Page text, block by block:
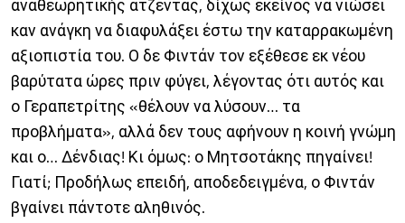
καν ανάγκη να διαφυλάξει έστω την καταρρακωμένη
αξιοπιστία του. Ο δε Φιντάν τον εξέθεσε εκ νέου
βαρύτατα ώρες πριν φύγει, λέγοντας ότι αυτός και
ο Γεραπετρίτης «θέλουν να λύσουν… τα
προβλήματα», αλλά δεν τους αφήνουν η κοινή γνώμη
και ο… Δένδιας! Κι όμως: ο Μητσοτάκης πηγαίνει!
Γιατί; Προδήλως επειδή, αποδεδειγμένα, ο Φιντάν
βγαίνει πάντοτε αληθινός.